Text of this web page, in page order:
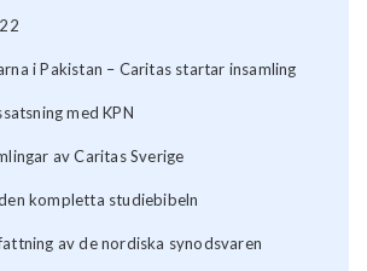
i Pakistan – Caritas startar insamling
med KPN
av Caritas Sverige
kompletta studiebibeln
av de nordiska synodsvaren